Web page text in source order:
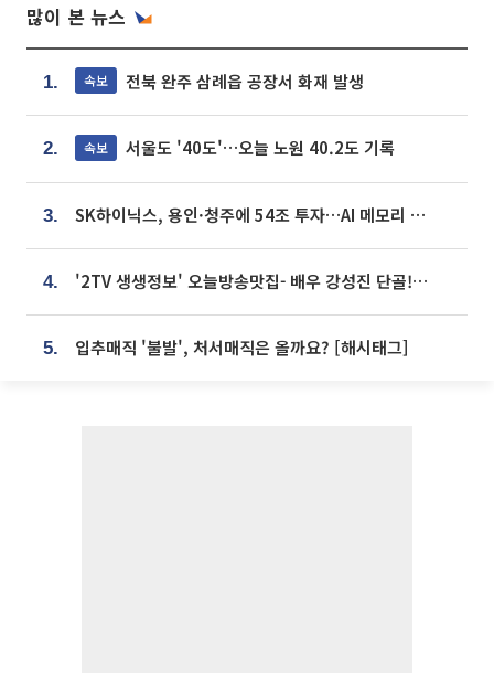
많이 본 뉴스
1. 속보 전북 완주 삼례읍 공장서 화재 발생
2. 속보 서울도 '40도'…오늘 노원 40.2도 기록
3. SK하이닉스, 용인·청주에 54조 투자…AI 메모리 생산기지 키운다
4. '2TV 생생정보' 오늘방송맛집- 배우 강성진 단골! 쌀국수ㆍ푸팟퐁 커리 맛집 '블○○○'
5. 입추매직 '불발', 처서매직은 올까요? [해시태그]